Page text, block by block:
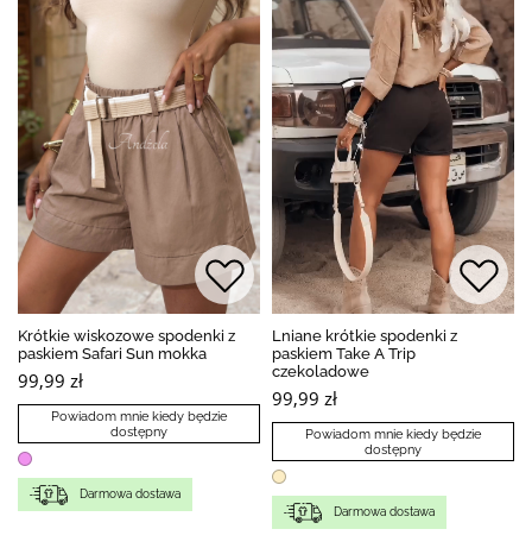
Krótkie wiskozowe spodenki z
paskiem Safari Sun mokka
99,99 zł
Powiadom mnie kiedy będzie
dostępny
Darmowa dostawa
Lniane krótkie spodenki z
paskiem Take A Trip
czekoladowe
99,99 zł
Powiadom mnie kiedy będzie
dostępny
Darmowa dostawa